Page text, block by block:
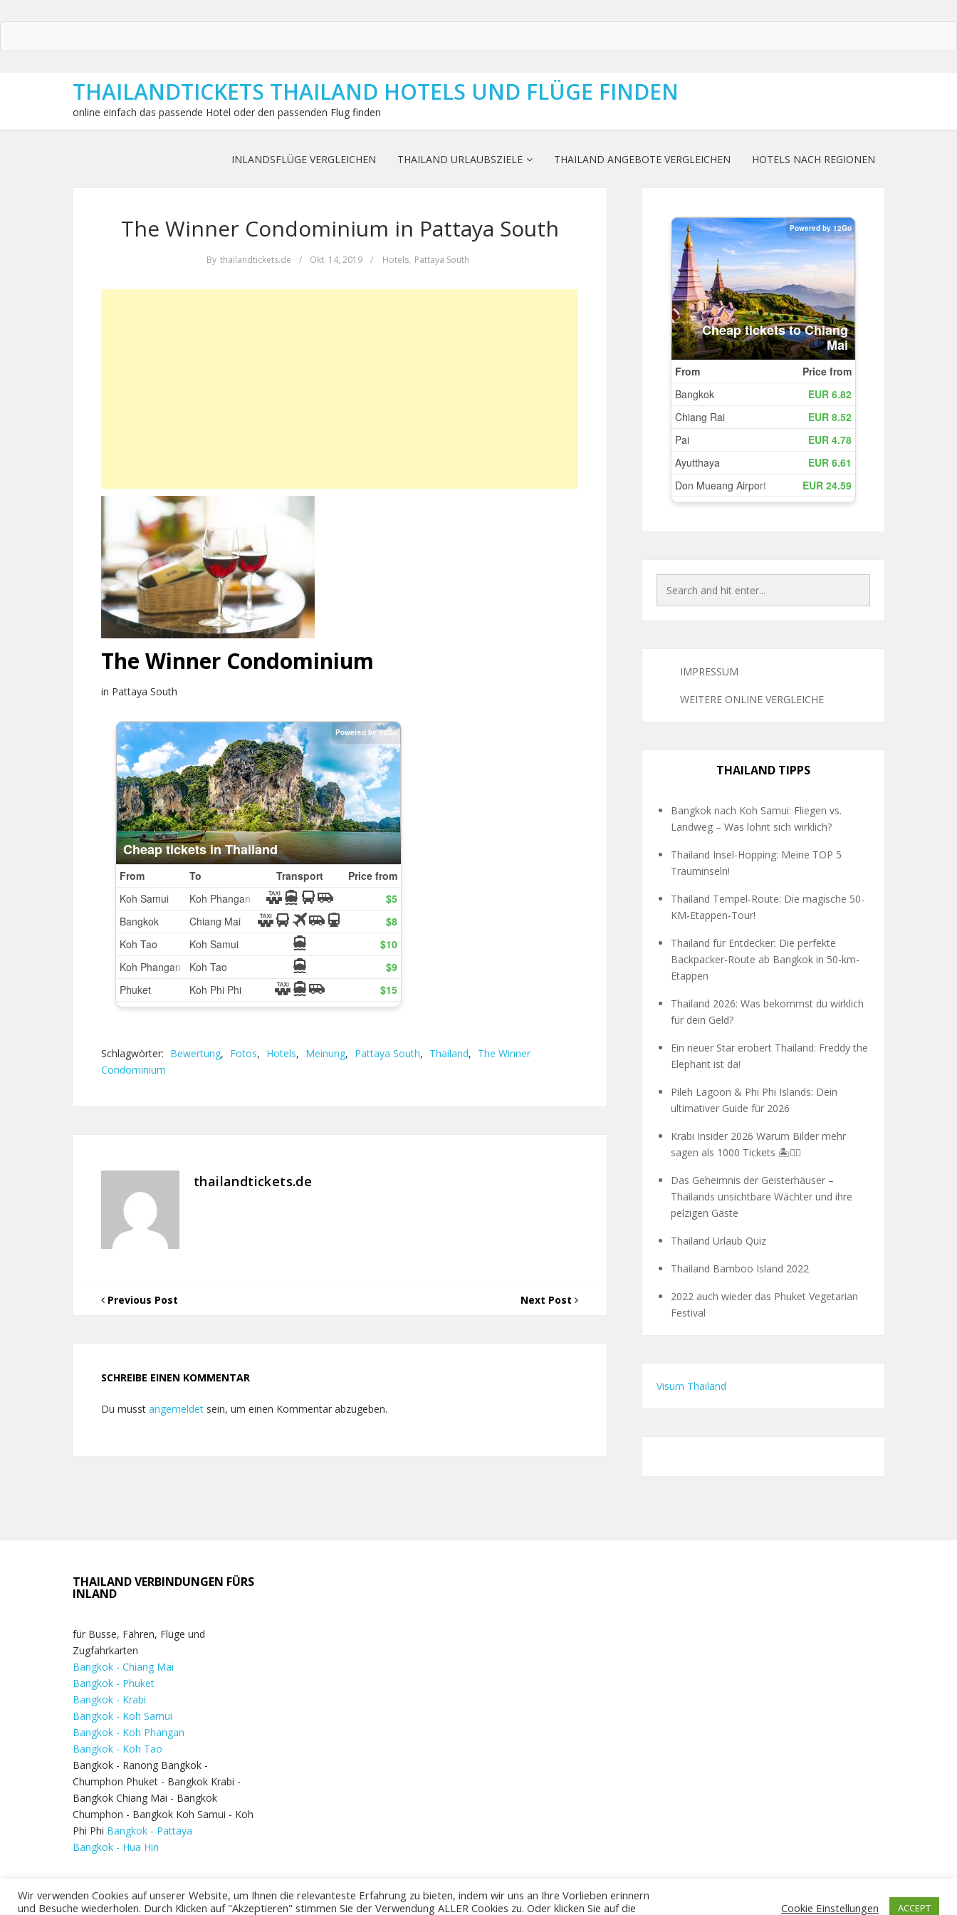
THAILANDTICKETS THAILAND HOTELS UND FLÜGE FINDEN
online einfach das passende Hotel oder den passenden Flug finden
INLANDSFLÜGE VERGLEICHEN THAILAND URLAUBSZIELE THAILAND ANGEBOTE VERGLEICHEN HOTELS NACH REGIONEN
The Winner Condominium in Pattaya South
By thailandtickets.de / Okt. 14, 2019 / Hotels, Pattaya South
The Winner Condominium
in Pattaya South
Schlagwörter: Bewertung, Fotos, Hotels, Meinung, Pattaya South, Thailand, The Winner
Condominium
thailandtickets.de
Previous Post Next Post
SCHREIBE EINEN KOMMENTAR
Du musst angemeldet sein, um einen Kommentar abzugeben.
IMPRESSUM
WEITERE ONLINE VERGLEICHE
THAILAND TIPPS
Bangkok nach Koh Samui: Fliegen vs.
Landweg – Was lohnt sich wirklich?
Thailand Insel-Hopping: Meine TOP 5
Trauminseln!
Thailand Tempel-Route: Die magische 50-
KM-Etappen-Tour!
Thailand für Entdecker: Die perfekte
Backpacker-Route ab Bangkok in 50-km-
Etappen
Thailand 2026: Was bekommst du wirklich
für dein Geld?
Ein neuer Star erobert Thailand: Freddy the
Elephant ist da!
Pileh Lagoon & Phi Phi Islands: Dein
ultimativer Guide für 2026
Krabi Insider 2026 Warum Bilder mehr
sagen als 1000 Tickets 🏝️🧗‍♂️
Das Geheimnis der Geisterhäuser –
Thailands unsichtbare Wächter und ihre
pelzigen Gäste
Thailand Urlaub Quiz
Thailand Bamboo Island 2022
2022 auch wieder das Phuket Vegetarian
Festival
Visum Thailand
THAILAND VERBINDUNGEN FÜRS
INLAND
für Busse, Fähren, Flüge und
Zugfahrkarten
Bangkok - Chiang Mai
Bangkok - Phuket
Bangkok - Krabi
Bangkok - Koh Samui
Bangkok - Koh Phangan
Bangkok - Koh Tao
Bangkok - Ranong Bangkok -
Chumphon Phuket - Bangkok Krabi -
Bangkok Chiang Mai - Bangkok
Chumphon - Bangkok Koh Samui - Koh
Phi Phi Bangkok - Pattaya
Bangkok - Hua Hin
Wir verwenden Cookies auf unserer Website, um Ihnen die relevanteste Erfahrung zu bieten, indem wir uns an Ihre Vorlieben erinnern
und Besuche wiederholen. Durch Klicken auf "Akzeptieren" stimmen Sie der Verwendung ALLER Cookies zu. Oder klicken Sie auf die
Cookie Einstellungen ACCEPT